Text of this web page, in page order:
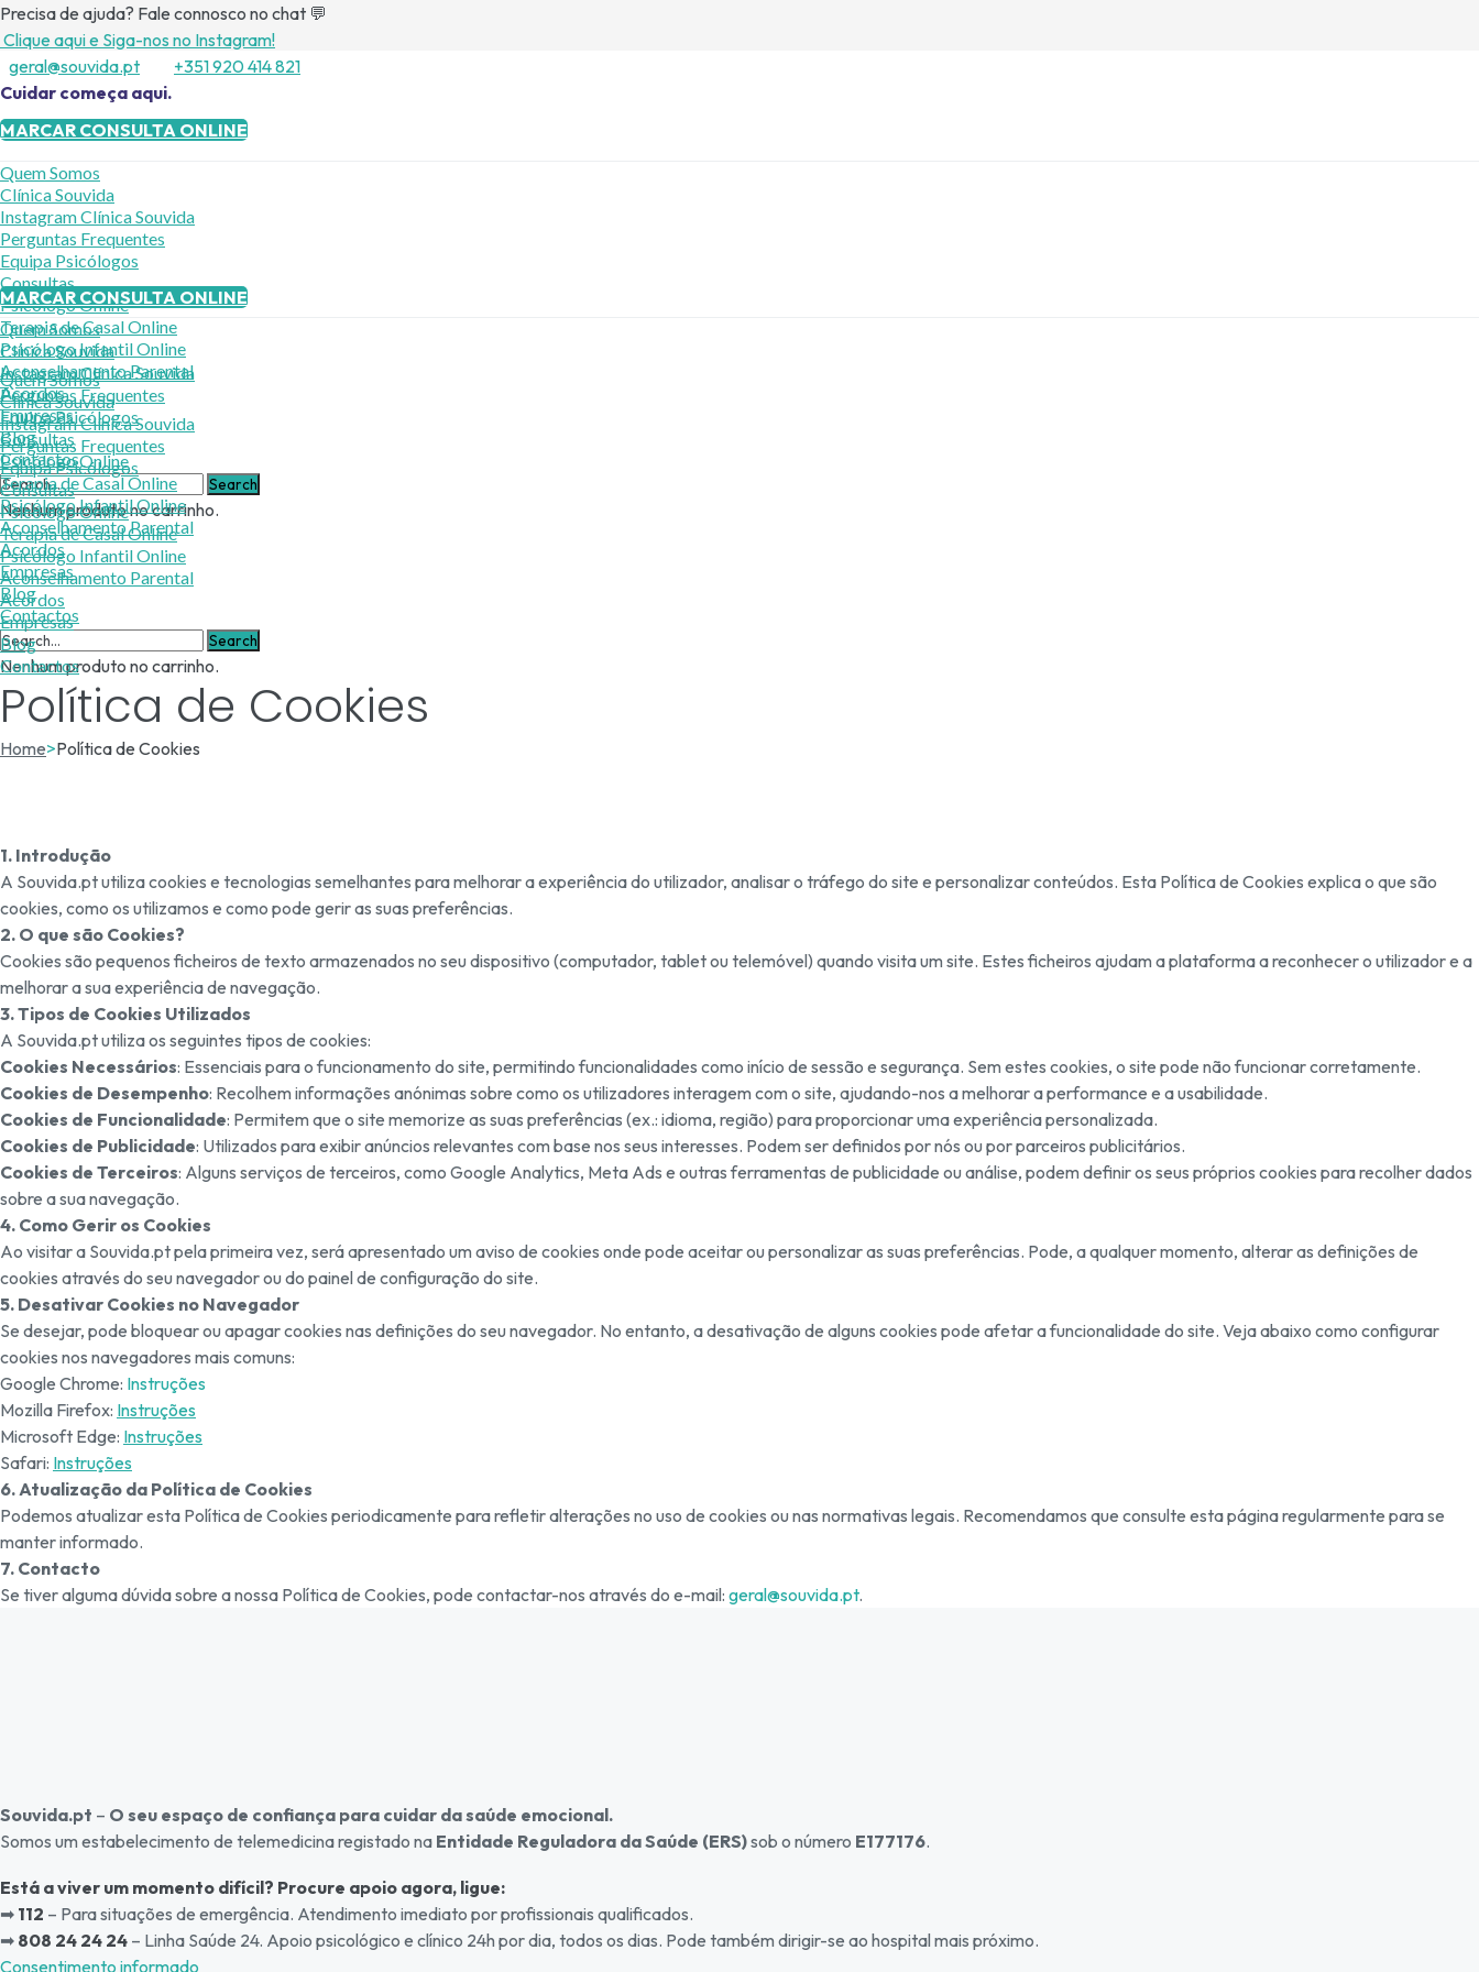
Precisa de ajuda? Fale connosco no chat 💬
Clique aqui e Siga-nos no Instagram!
geral@souvida.pt
+351 920 414 821
Cuidar começa aqui.
MARCAR CONSULTA ONLINE
Quem Somos
Clínica Souvida
Instagram Clínica Souvida
Perguntas Frequentes
Equipa Psicólogos
Consultas
Psicólogo Online
Terapia de Casal Online
Psicólogo Infantil Online
Aconselhamento Parental
Acordos
Empresas
Blog
Contactos
Nenhum produto no carrinho.
MARCAR CONSULTA ONLINE
Quem Somos
Clínica Souvida
Instagram Clínica Souvida
Perguntas Frequentes
Equipa Psicólogos
Consultas
Psicólogo Online
Terapia de Casal Online
Psicólogo Infantil Online
Aconselhamento Parental
Acordos
Empresas
Blog
Contactos
Nenhum produto no carrinho.
Quem Somos
Clínica Souvida
Instagram Clínica Souvida
Perguntas Frequentes
Equipa Psicólogos
Consultas
Psicólogo Online
Terapia de Casal Online
Psicólogo Infantil Online
Aconselhamento Parental
Acordos
Empresas
Blog
Contactos
Política de Cookies
Home>Política de Cookies
1. Introdução
A Souvida.pt utiliza cookies e tecnologias semelhantes para melhorar a experiência do utilizador, analisar o tráfego do site e personalizar conteúdos. Esta Política de Cookies explica o que são
cookies, como os utilizamos e como pode gerir as suas preferências.
2. O que são Cookies?
Cookies são pequenos ficheiros de texto armazenados no seu dispositivo (computador, tablet ou telemóvel) quando visita um site. Estes ficheiros ajudam a plataforma a reconhecer o utilizador e a
melhorar a sua experiência de navegação.
3. Tipos de Cookies Utilizados
A Souvida.pt utiliza os seguintes tipos de cookies:
Cookies Necessários: Essenciais para o funcionamento do site, permitindo funcionalidades como início de sessão e segurança. Sem estes cookies, o site pode não funcionar corretamente.
Cookies de Desempenho: Recolhem informações anónimas sobre como os utilizadores interagem com o site, ajudando-nos a melhorar a performance e a usabilidade.
Cookies de Funcionalidade: Permitem que o site memorize as suas preferências (ex.: idioma, região) para proporcionar uma experiência personalizada.
Cookies de Publicidade: Utilizados para exibir anúncios relevantes com base nos seus interesses. Podem ser definidos por nós ou por parceiros publicitários.
Cookies de Terceiros: Alguns serviços de terceiros, como Google Analytics, Meta Ads e outras ferramentas de publicidade ou análise, podem definir os seus próprios cookies para recolher dados
sobre a sua navegação.
4. Como Gerir os Cookies
Ao visitar a Souvida.pt pela primeira vez, será apresentado um aviso de cookies onde pode aceitar ou personalizar as suas preferências. Pode, a qualquer momento, alterar as definições de
cookies através do seu navegador ou do painel de configuração do site.
5. Desativar Cookies no Navegador
Se desejar, pode bloquear ou apagar cookies nas definições do seu navegador. No entanto, a desativação de alguns cookies pode afetar a funcionalidade do site. Veja abaixo como configurar
cookies nos navegadores mais comuns:
Google Chrome: Instruções
Mozilla Firefox: Instruções
Microsoft Edge: Instruções
Safari: Instruções
6. Atualização da Política de Cookies
Podemos atualizar esta Política de Cookies periodicamente para refletir alterações no uso de cookies ou nas normativas legais. Recomendamos que consulte esta página regularmente para se
manter informado.
7. Contacto
Se tiver alguma dúvida sobre a nossa Política de Cookies, pode contactar-nos através do e-mail: geral@souvida.pt.
Souvida.pt – O seu espaço de confiança para cuidar da saúde emocional.
Somos um estabelecimento de telemedicina registado na Entidade Reguladora da Saúde (ERS)sob o número E177176.
Está a viver um momento difícil? Procure apoio agora, ligue:
➡ 112 – Para situações de emergência. Atendimento imediato por profissionais qualificados.
➡ 808 24 24 24 – Linha Saúde 24. Apoio psicológico e clínico 24h por dia, todos os dias. Pode também dirigir-se ao hospital mais próximo.
Consentimento informado